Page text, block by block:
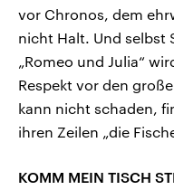
vor Chronos, dem
nicht Halt. Und selbst
„Romeo und Julia“
Respekt vor den
kann nicht schaden,
ihren Zeilen „die
KOMM MEIN TISCH